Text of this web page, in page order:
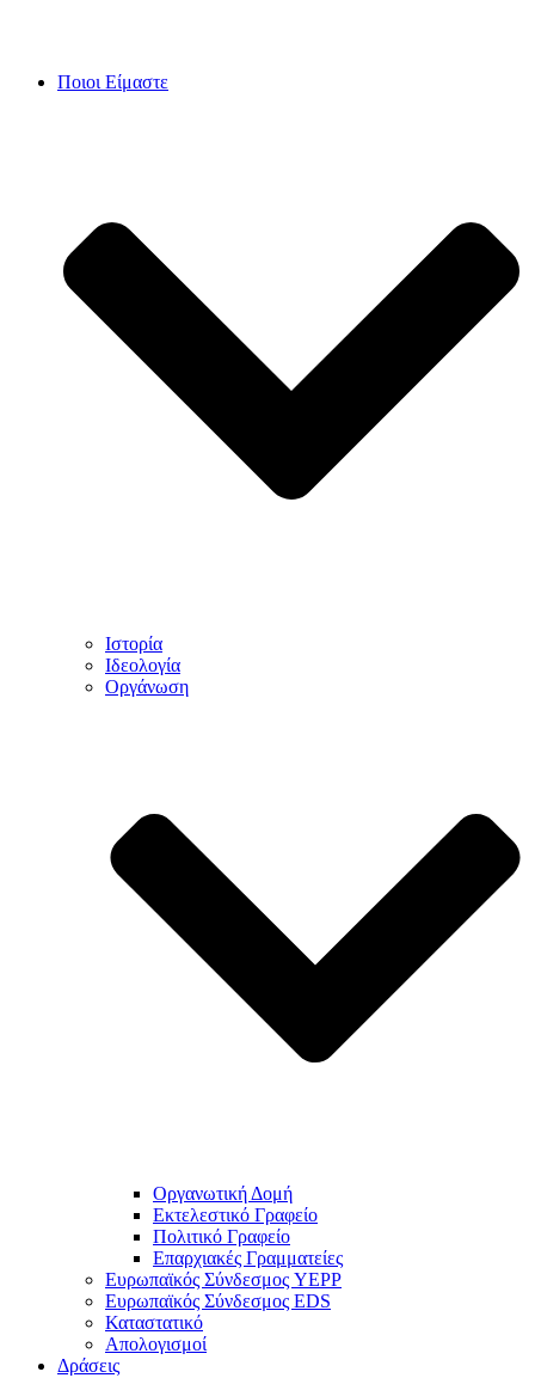
Ποιοι Είμαστε
Ιστορία
Ιδεολογία
Οργάνωση
Οργανωτική Δομή
Εκτελεστικό Γραφείο
Πολιτικό Γραφείο
Επαρχιακές Γραμματείες
Ευρωπαϊκός Σύνδεσμος YEPP
Ευρωπαϊκός Σύνδεσμος EDS
Καταστατικό
Απολογισμοί
Δράσεις